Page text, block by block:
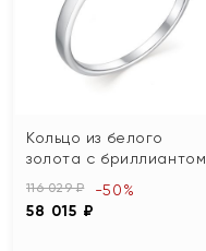
Кольцо из белого
золота с бриллиантом
116 029 ₽
58 015 ₽
-50%